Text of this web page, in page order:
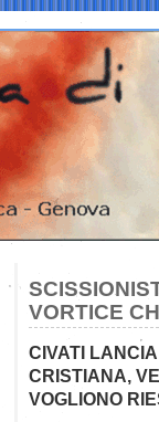
VORTICE
CIVATI
CRISTIANA,
VOGLIONO